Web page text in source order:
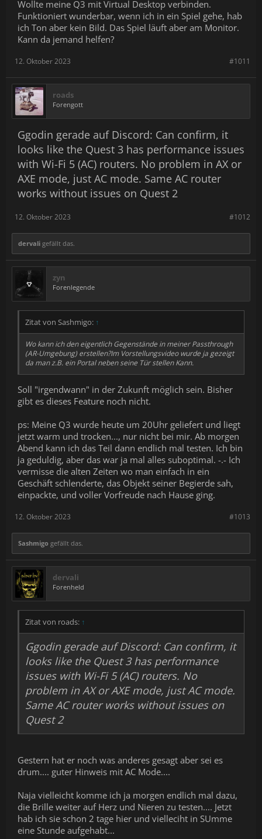
Wollte meine Q3 mit Virtual Desktop verbinden.
Funktioniert wunderbar, wenn ich in ein Spiel gehe, hab
ich Ton aber kein Bild. Das Spiel läuft aber am Monitor.
Kann da jemand helfen?
#1011
12. Oktober 2023
roads
Forengott
Ggodin gerade auf Discord: Can confirm, it
looks like the Quest 3 has performance issues
with Wi-Fi 5 (AC) routers. No problem in AX or
AXE mode, just AC mode. Same AC router
works without issues on Quest 2
#1012
12. Oktober 2023
dervali gefällt das.
zyn
Forenlegende
Zitat von Sashmigo: ↑
Wo kann ich den eigentlich Gegenstände in meiner Passthrough
(AR-Umgebung) erstellen?Im Vorstellungsvideo wurde ja gezeigt
da man z.B. ein Portal neben seine Tür stellen Kann.
Soll "irgendwann" in der Zukunft möglich sein. Bisher
gibt es dieses Feature noch nicht.
ps: Meine Q3 wurde heute um 20Uhr geliefert und liegt
jetzt warm und trocken..., nur nicht bei mir. Ab morgen
Abend kann ich das Teil dann endlich mal testen. Ich bin
ja geduldig, aber das war ja mal alles suboptimal. -.- Ich
vermisse die alten Zeiten wo man einfach in ein
Geschäft schlenderte, das Objekt seiner Begierde sah,
einpackte, und voller Vorfreude nach Hause ging.
#1013
12. Oktober 2023
Sashmigo gefällt das.
dervali
Forenheld
Zitat von roads: ↑
Ggodin gerade auf Discord: Can confirm, it
looks like the Quest 3 has performance
issues with Wi-Fi 5 (AC) routers. No
problem in AX or AXE mode, just AC mode.
Same AC router works without issues on
Quest 2
Gestern hat er noch was anderes gesagt aber sei es
drum.... guter Hinweis mit AC Mode....
Naja vielleicht komme ich ja morgen endlich mal dazu,
die Brille weiter auf Herz und Nieren zu testen.... Jetzt
hab ich sie schon 2 tage hier und vielleciht in SUmme
eine Stunde aufgehabt...